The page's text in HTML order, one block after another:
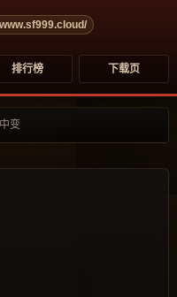
排行榜 下载页
变